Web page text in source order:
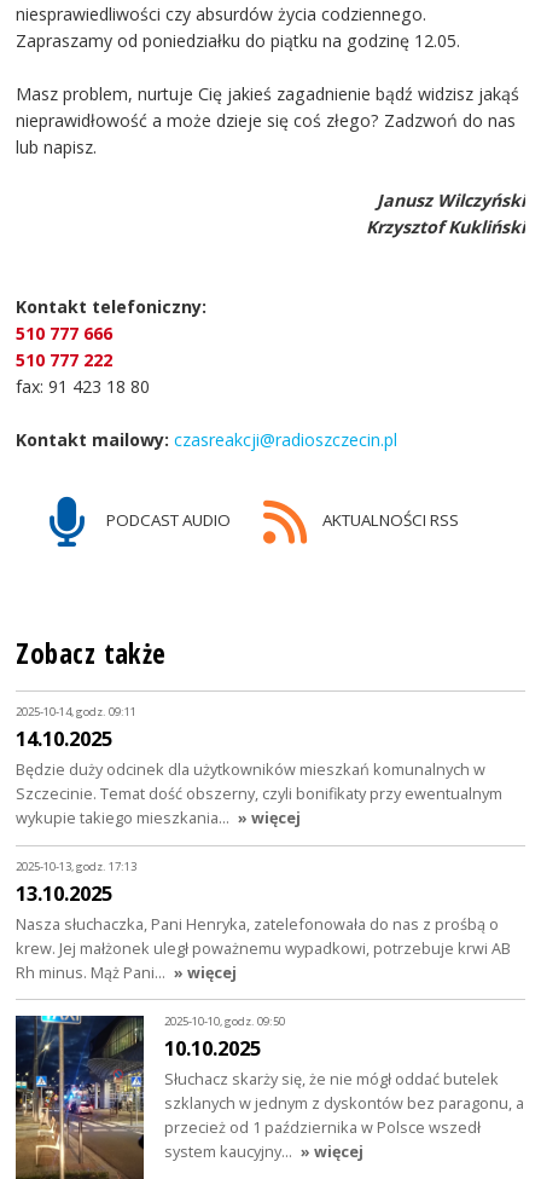
niesprawiedliwości czy absurdów życia codziennego.
Zapraszamy od poniedziałku do piątku na godzinę 12.05.
Masz problem, nurtuje Cię jakieś zagadnienie bądź widzisz jakąś
nieprawidłowość a może dzieje się coś złego? Zadzwoń do nas
lub napisz.
Janusz Wilczyński
Krzysztof Kukliński
Kontakt telefoniczny:
510 777 666
510 777 222
fax: 91 423 18 80
Kontakt mailowy: czasreakcji@radioszczecin.pl
PODCAST AUDIO AKTUALNOŚCI RSS
Zobacz także
2025-10-14, godz. 09:11
14.10.2025
Będzie duży odcinek dla użytkowników mieszkań komunalnych w
Szczecinie. Temat dość obszerny, czyli bonifikaty przy ewentualnym
wykupie takiego mieszkania… » więcej
2025-10-13, godz. 17:13
13.10.2025
Nasza słuchaczka, Pani Henryka, zatelefonowała do nas z prośbą o
krew. Jej małżonek uległ poważnemu wypadkowi, potrzebuje krwi AB
Rh minus. Mąż Pani… » więcej
2025-10-10, godz. 09:50
10.10.2025
Słuchacz skarży się, że nie mógł oddać butelek
szklanych w jednym z dyskontów bez paragonu, a
przecież od 1 października w Polsce wszedł
system kaucyjny… » więcej